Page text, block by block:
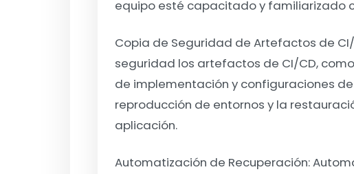
equipo esté capacitado y familiarizado
Copia de Seguridad de Artefactos de
seguridad los artefactos de CI/CD,
de implementación y configuraciones
reproducción de entornos y la
aplicación.
Automatización de Recuperación: